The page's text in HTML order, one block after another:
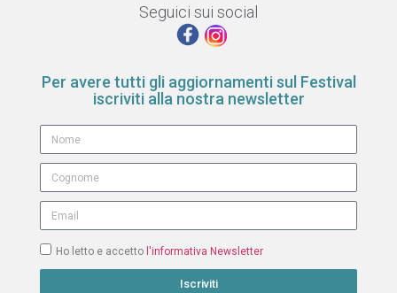
Seguici sui social
Per avere tutti gli aggiornamenti sul Festival
iscriviti alla nostra newsletter
Ho letto e accetto l'informativa Newsletter
Iscriviti